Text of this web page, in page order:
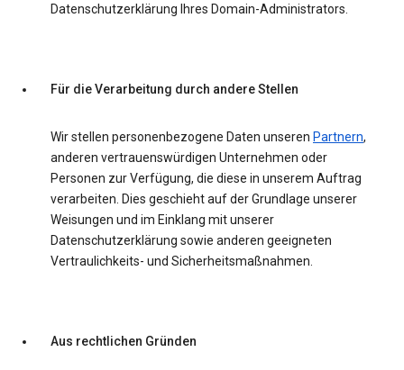
Datenschutzerklärung Ihres Domain-Administrators.
Für die Verarbeitung durch andere Stellen
Wir stellen personenbezogene Daten unseren Partnern,
anderen vertrauenswürdigen Unternehmen oder
Personen zur Verfügung, die diese in unserem Auftrag
verarbeiten. Dies geschieht auf der Grundlage unserer
Weisungen und im Einklang mit unserer
Datenschutzerklärung sowie anderen geeigneten
Vertraulichkeits- und Sicherheitsmaßnahmen.
Aus rechtlichen Gründen